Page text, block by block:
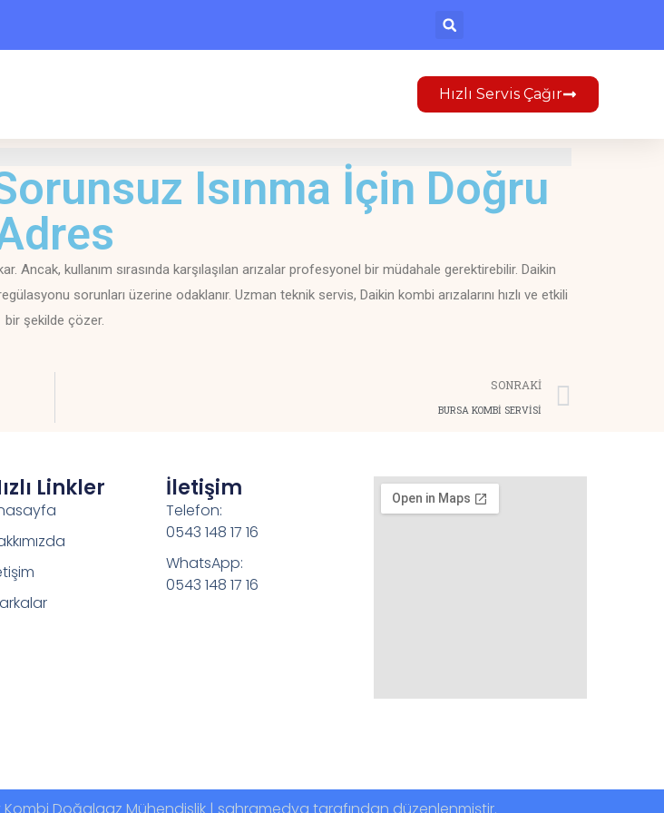
Hızlı Servis Çağır
Isınma İçin Doğru
kullanım sırasında karşılaşılan arızalar profesyonel bir müdahale gerektirebilir. Daikin
sorunları üzerine odaklanır. Uzman teknik servis, Daikin kombi arızalarını hızlı ve etkili
bir şekilde çözer.
SONRAKI
BURSA KOMBİ SERVİSİ
Linkler İletişim
Telefon:
0543 148 17 16
WhatsApp:
0543 148 17 16